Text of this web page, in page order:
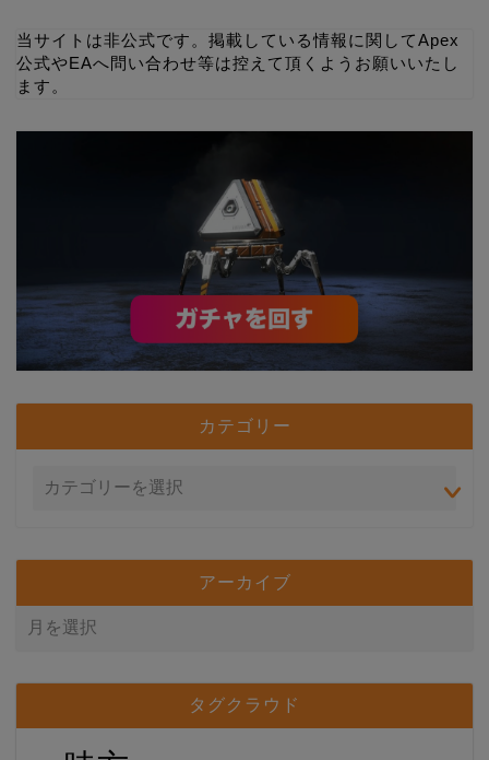
当サイトは非公式です。掲載している情報に関してApex
公式やEAへ問い合わせ等は控えて頂くようお願いいたし
ます。
カテゴリー
アーカイブ
タグクラウド